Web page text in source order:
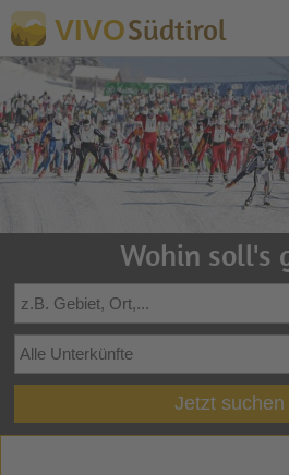
VIVOSüdtirol
Wohin soll's
Jetzt suchen